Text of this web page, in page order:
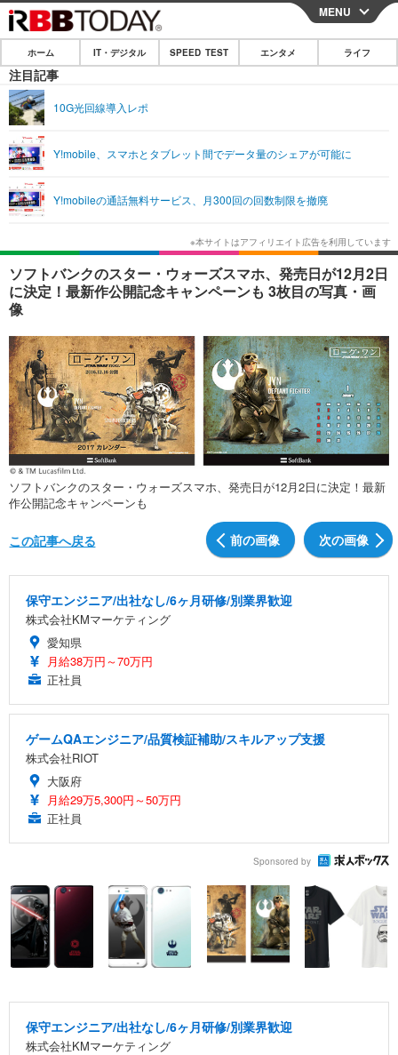
CLOSE
ホーム
IT・デジタル
ショッピング その他
SPEED TEST
エンタメ
エンタメTOP 映画・ドラマ
韓国・芸能
音楽 スポーツ
ショッピング その他
ライフ
ライフTOP グルメ
ペット ショッピング
リリース一覧
プッシュ通知の停止方法
MENU
ホーム IT・デジタル SPEED TEST エンタメ ライフ
注目記事
10G光回線導入レポ
Y!mobile、スマホとタブレット間でデータ量のシェアが可能に
Y!mobileの通話無料サービス、月300回の回数制限を撤廃
ソフトバンクのスター・ウォーズスマホ、発売日が12月2日
に決定！最新作公開記念キャンペーンも 3枚目の写真・画
像
ソフトバンクのスター・ウォーズスマホ、発売日が12月2日に決定！最新
作公開記念キャンペーンも
前の画像 次の画像
この記事へ戻る
保守エンジニア/出社なし/6ヶ月研修/別業界歓迎
株式会社KMマーケティング
愛知県
月給38万円～70万円
正社員
ゲームQAエンジニア/品質検証補助/スキルアップ支援
株式会社RIOT
大阪府
月給29万5,300円～50万円
正社員
Sponsored by
保守エンジニア/出社なし/6ヶ月研修/別業界歓迎
株式会社KMマーケティング